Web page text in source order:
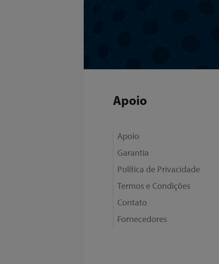
Apoio
Apoio
Garantia
Política de Privacidade
Termos e Condições
Contato
Fornecedores